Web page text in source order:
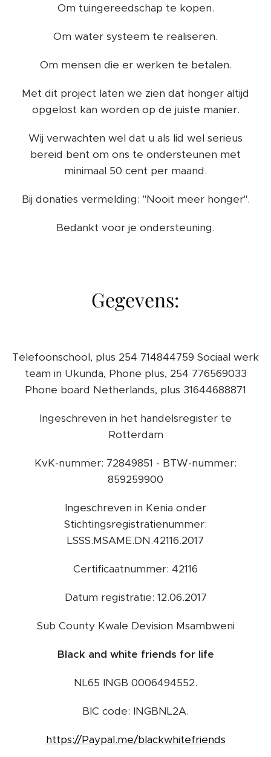
Om tuingereedschap te kopen.
Om water systeem te realiseren.
Om mensen die er werken te betalen.
Met dit project laten we zien dat honger altijd
opgelost kan worden op de juiste manier.
Wij verwachten wel dat u als lid wel serieus
bereid bent om ons te ondersteunen met
minimaal 50 cent per maand.
Bij donaties vermelding: "Nooit meer honger".
Bedankt voor je ondersteuning.
Gegevens:
Telefoonschool, plus 254 714844759 Sociaal werk
team in Ukunda, Phone plus, 254 776569033
Phone board Netherlands, plus 31644688871
Ingeschreven in het handelsregister te
Rotterdam
KvK-nummer: 72849851 - BTW-nummer:
859259900
Ingeschreven in Kenia onder
Stichtingsregistratienummer:
LSSS.MSAME.DN.42116.2017
Certificaatnummer: 42116
Datum registratie: 12.06.2017
Sub County Kwale Devision Msambweni
Black and white friends for life
NL65 INGB 0006494552.
BIC code: INGBNL2A.
https://Paypal.me/blackwhitefriends